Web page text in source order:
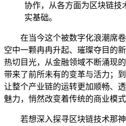
协作，从各方面为区块链技
实基础。
在当今这个被数字化浪潮席
空中一颗冉冉升起、璀璨夺目的
热切目光，从金融领域不断涌现的
带来了前所未有的变革与活力；
让整个产业链的运转更加顺畅、
魅力，悄然改变着传统的商业模
若想深入探寻区块链技术那